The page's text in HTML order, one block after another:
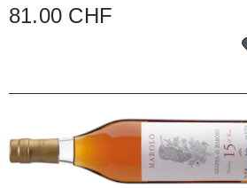
81.00 CHF